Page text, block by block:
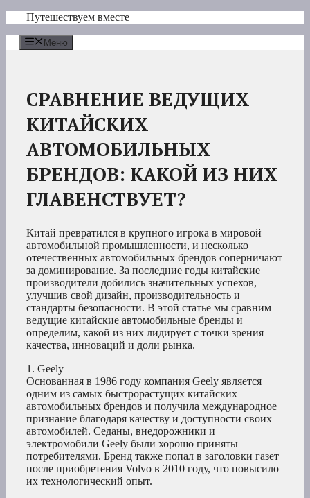
Перейти
содержимому
Путешествуем вместе
Меню
СРАВНЕНИЕ ВЕДУЩИХ
КИТАЙСКИХ
АВТОМОБИЛЬНЫХ
БРЕНДОВ: КАКОЙ ИЗ НИХ
ГЛАВЕНСТВУЕТ?
Китай превратился в крупного игрока в мировой
автомобильной промышленности, и несколько
отечественных автомобильных брендов соперничают
за доминирование. За последние годы китайские
производители добились значительных успехов,
улучшив свой дизайн, производительность и
стандарты безопасности. В этой статье мы сравним
ведущие китайские автомобильные бренды и
определим, какой из них лидирует с точки зрения
качества, инноваций и доли рынка.
1. Geely
Основанная в 1986 году компания Geely является
одним из самых быстрорастущих китайских
автомобильных брендов и получила международное
признание благодаря качеству и доступности своих
автомобилей. Седаны, внедорожники и
электромобили Geely были хорошо приняты
потребителями. Бренд также попал в заголовки газет
после приобретения Volvo в 2010 году, что повысило
их технологический опыт.